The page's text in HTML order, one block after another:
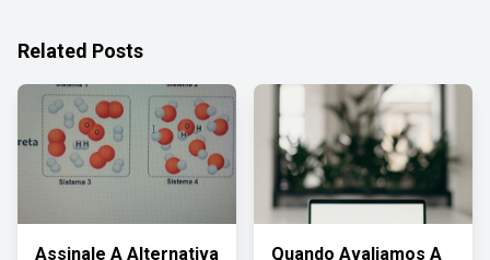
Related Posts
Assinale A Alternativa
Quando Avaliamos A